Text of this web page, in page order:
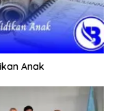
Anak